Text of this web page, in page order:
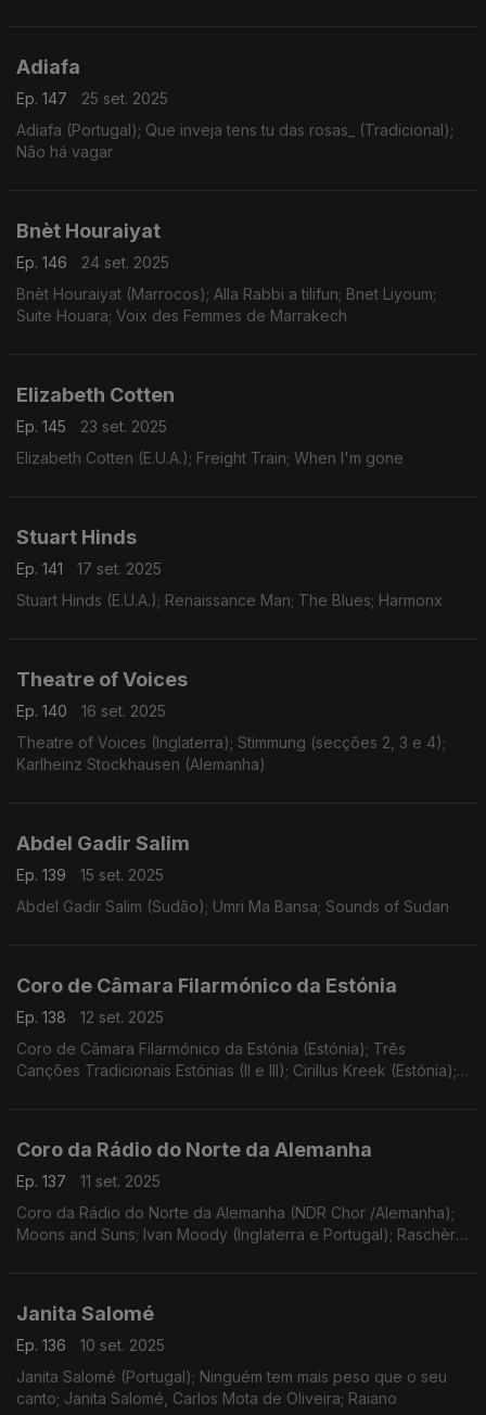
Adiafa
Ep. 147
25 set. 2025
Adiafa (Portugal); Que inveja tens tu das rosas_ (Tradicional);
Não há vagar
Bnèt Houraiyat
Ep. 146
24 set. 2025
Bnèt Houraiyat (Marrocos); Alla Rabbi a tilifun; Bnet Liyoum;
Suite Houara; Voix des Femmes de Marrakech
Elizabeth Cotten
Ep. 145
23 set. 2025
Elizabeth Cotten (E.U.A.); Freight Train; When I'm gone
Stuart Hinds
Ep. 141
17 set. 2025
Stuart Hinds (E.U.A.); Renaissance Man; The Blues; Harmonx
Theatre of Voices
Ep. 140
16 set. 2025
Theatre of Voices (Inglaterra); Stimmung (secções 2, 3 e 4);
Karlheinz Stockhausen (Alemanha)
Abdel Gadir Salim
Ep. 139
15 set. 2025
Abdel Gadir Salim (Sudão); Umri Ma Bansa; Sounds of Sudan
Coro de Câmara Filarmónico da Estónia
Ep. 138
12 set. 2025
Coro de Câmara Filarmónico da Estónia (Estónia); Três
Canções Tradicionais Estónias (II e III); Cirillus Kreek (Estónia);
Coro da Rádio do Norte da Alemanha
Ep. 137
11 set. 2025
Coro da Rádio do Norte da Alemanha (NDR Chor /Alemanha);
Moons and Suns; Ivan Moody (Inglaterra e Portugal); Raschèr
Janita Salomé
Ep. 136
10 set. 2025
Janita Salomé (Portugal); Ninguém tem mais peso que o seu
canto; Janita Salomé, Carlos Mota de Oliveira; Raiano